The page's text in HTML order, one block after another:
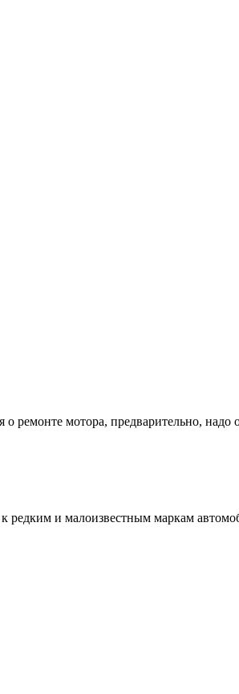
ремонте мотора, предварительно, надо
редким и малоизвестным маркам